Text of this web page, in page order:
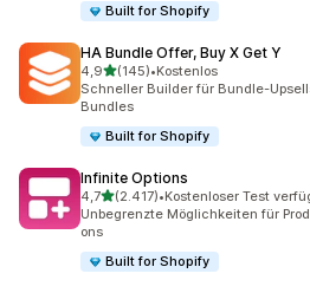
Built for Shopify
HA Bundle Offer, Buy X Get Y
4,9von 5 Sternen
(145)
145 Rezensionen insgesamt
•Kostenlos
Schneller Builder für Bundle-
Bundles
Built for Shopify
Infinite Options
4,7von 5 Sternen
(2.417)
2417 Rezensionen insgesamt
•Kostenloser Test
Unbegrenzte Möglichkeiten für
ons
Built for Shopify